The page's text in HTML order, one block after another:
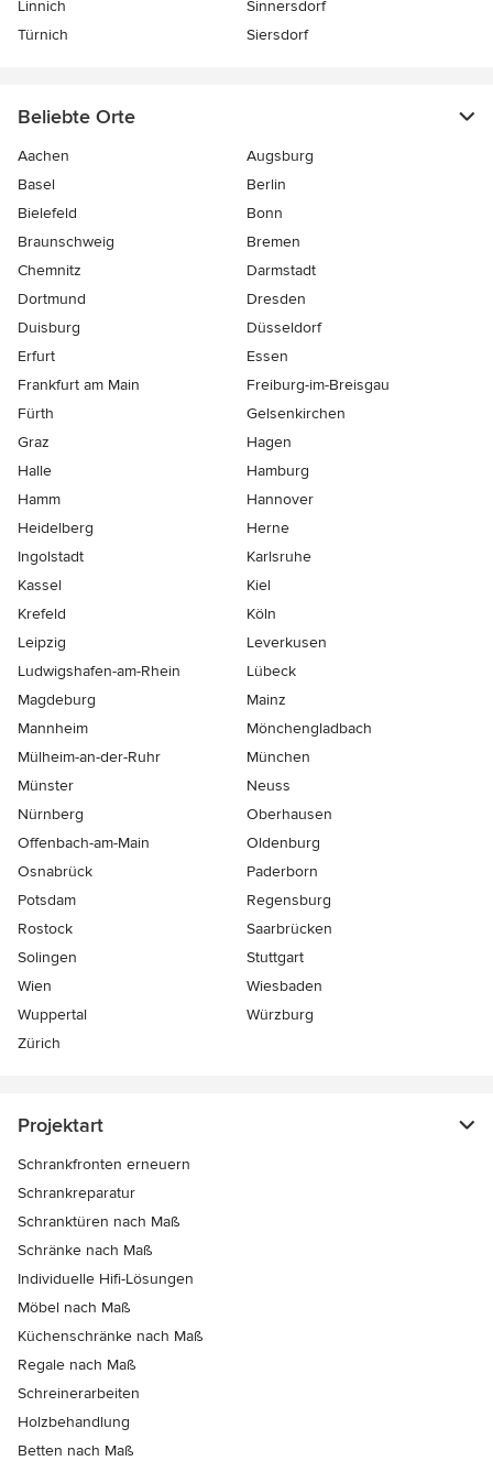
Linnich
Sinnersdorf
Türnich
Siersdorf
Beliebte Orte
Aachen
Augsburg
Basel
Berlin
Bielefeld
Bonn
Braunschweig
Bremen
Chemnitz
Darmstadt
Dortmund
Dresden
Duisburg
Düsseldorf
Erfurt
Essen
Frankfurt am Main
Freiburg-im-Breisgau
Fürth
Gelsenkirchen
Graz
Hagen
Halle
Hamburg
Hamm
Hannover
Heidelberg
Herne
Ingolstadt
Karlsruhe
Kassel
Kiel
Krefeld
Köln
Leipzig
Leverkusen
Ludwigshafen-am-Rhein
Lübeck
Magdeburg
Mainz
Mannheim
Mönchen­gladbach
Mülheim-an-der-Ruhr
München
Münster
Neuss
Nürnberg
Oberhausen
Offenbach-am-Main
Oldenburg
Osnabrück
Paderborn
Potsdam
Regensburg
Rostock
Saarbrücken
Solingen
Stuttgart
Wien
Wiesbaden
Wuppertal
Würzburg
Zürich
Projektart
Schrankfronten erneuern
Schrankreparatur
Schranktüren nach Maß
Schränke nach Maß
Individuelle Hifi-Lösungen
Möbel nach Maß
Küchenschränke nach Maß
Regale nach Maß
Schreinerarbeiten
Holzbehandlung
Betten nach Maß